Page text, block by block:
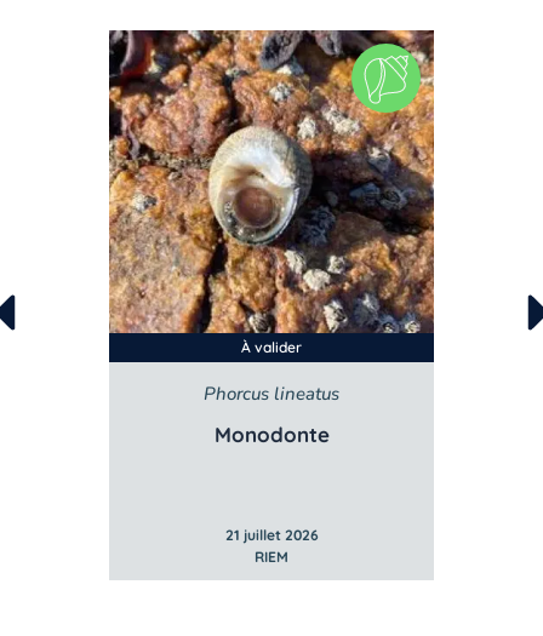
À valider
Phorcus lineatus
Monodonte
21 juillet 2026
RIEM